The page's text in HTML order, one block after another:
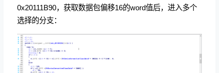
0x20111B90，获取数据包偏移16的word值后，进入多个
选择的分支：